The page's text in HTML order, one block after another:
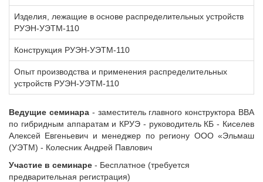
Изделия, лежащие в основе распределительных устройств
РУЭН-УЭТМ-110
Конструкция РУЭН-УЭТМ-110
Опыт производства и применения распределительных
устройств РУЭН-УЭТМ-110
Ведущие семинара- заместитель главного конструктора ВВА
по гибридным аппаратам и КРУЭ - руководитель КБ - Киселев
Алексей Евгеньевич и менеджер по региону ООО «Эльмаш
(УЭТМ) - Колесник Андрей Павлович
Участие в семинаре - Бесплатное (требуется
предварительная регистрация)